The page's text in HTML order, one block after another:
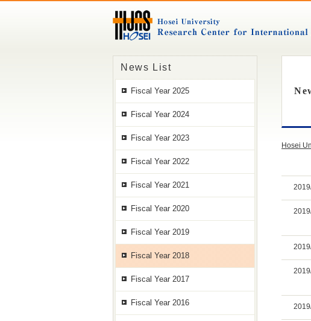
Hosei
News List
Fiscal Year 2025
Fiscal Year 2024
Fiscal Year 2023
Fiscal Year 2022
Fiscal Year 2021
Fiscal Year 2020
Fiscal Year 2019
Fiscal Year 2018
Fiscal Year 2017
Fiscal Year 2016